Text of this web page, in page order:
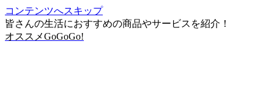
コンテンツへスキップ
皆さんの生活におすすめの商品やサービスを紹介！
オススメGoGoGo!